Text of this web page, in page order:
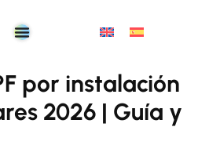
por instalación
2026 | Guía y